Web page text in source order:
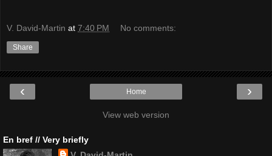
V. David-Martin at 7:40 PM No comments:
Share
‹ ›
Home
View web version
En bref // Very briefly